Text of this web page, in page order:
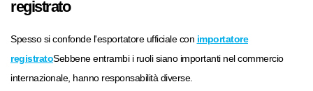
registrato
Spesso si confonde l'esportatore ufficiale con importatore
registratoSebbene entrambi i ruoli siano importanti nel commercio
internazionale, hanno responsabilità diverse.